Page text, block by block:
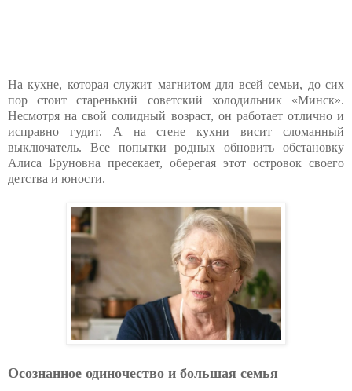
На кухне, которая служит магнитом для всей семьи, до сих
пор стоит старенький советский холодильник «Минск».
Несмотря на свой солидный возраст, он работает отлично и
исправно гудит. А на стене кухни висит сломанный
выключатель. Все попытки родных обновить обстановку
Алиса Бруновна пресекает, оберегая этот островок своего
детства и юности.
Осознанное одиночество и большая семья